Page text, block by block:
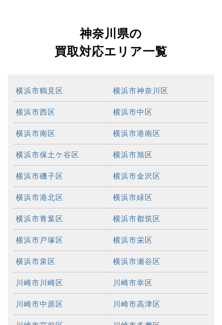
神奈川県の
買取対応エリア一覧
横浜市鶴見区 横浜市神奈川区
横浜市西区 横浜市中区
横浜市南区 横浜市港南区
横浜市保土ケ谷区 横浜市旭区
横浜市磯子区 横浜市金沢区
横浜市港北区 横浜市緑区
横浜市青葉区 横浜市都筑区
横浜市戸塚区 横浜市栄区
横浜市泉区 横浜市瀬谷区
川崎市川崎区 川崎市幸区
川崎市中原区 川崎市高津区